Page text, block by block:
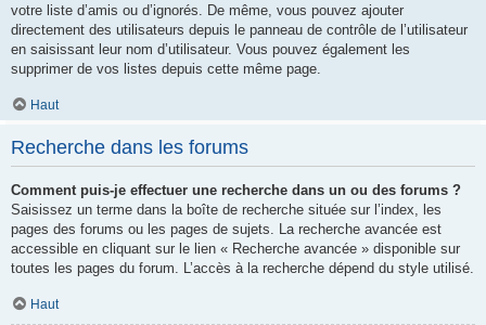
votre liste d’amis ou d’ignorés. De même, vous pouvez ajouter
directement des utilisateurs depuis le panneau de contrôle de l’utilisateur
en saisissant leur nom d’utilisateur. Vous pouvez également les
supprimer de vos listes depuis cette même page.
Haut
Recherche dans les forums
Comment puis-je effectuer une recherche dans un ou des forums ?
Saisissez un terme dans la boîte de recherche située sur l’index, les
pages des forums ou les pages de sujets. La recherche avancée est
accessible en cliquant sur le lien « Recherche avancée » disponible sur
toutes les pages du forum. L’accès à la recherche dépend du style utilisé.
Haut